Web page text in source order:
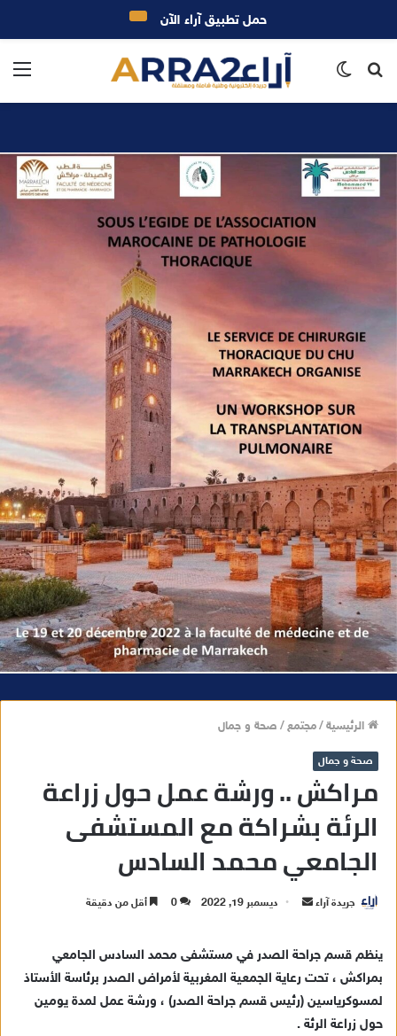
بحث
الرئيسية/مجتمع/ صحة و جمال
صحة و جمال
مراكش .. ورشة عمل حول زراعة
الرئة بشراكة مع المستشفى
الجامعي محمد السادس
جريدة آراء
ب
ر
ي
ديسمبر 19, 2022 0 أقل من دقيقة
ينظم قسم جراحة الصدر في مستشفى محمد السادس الجامعي
بمراكش ، تحت رعاية الجمعية المغربية لأمراض الصدر برئاسة الأستاذ
لمسوكرياسين (رئيس قسم جراحة الصدر) ، ورشة عمل لمدة يومين
حول زراعة الرئة .
حمل تطبيق آراء الآن